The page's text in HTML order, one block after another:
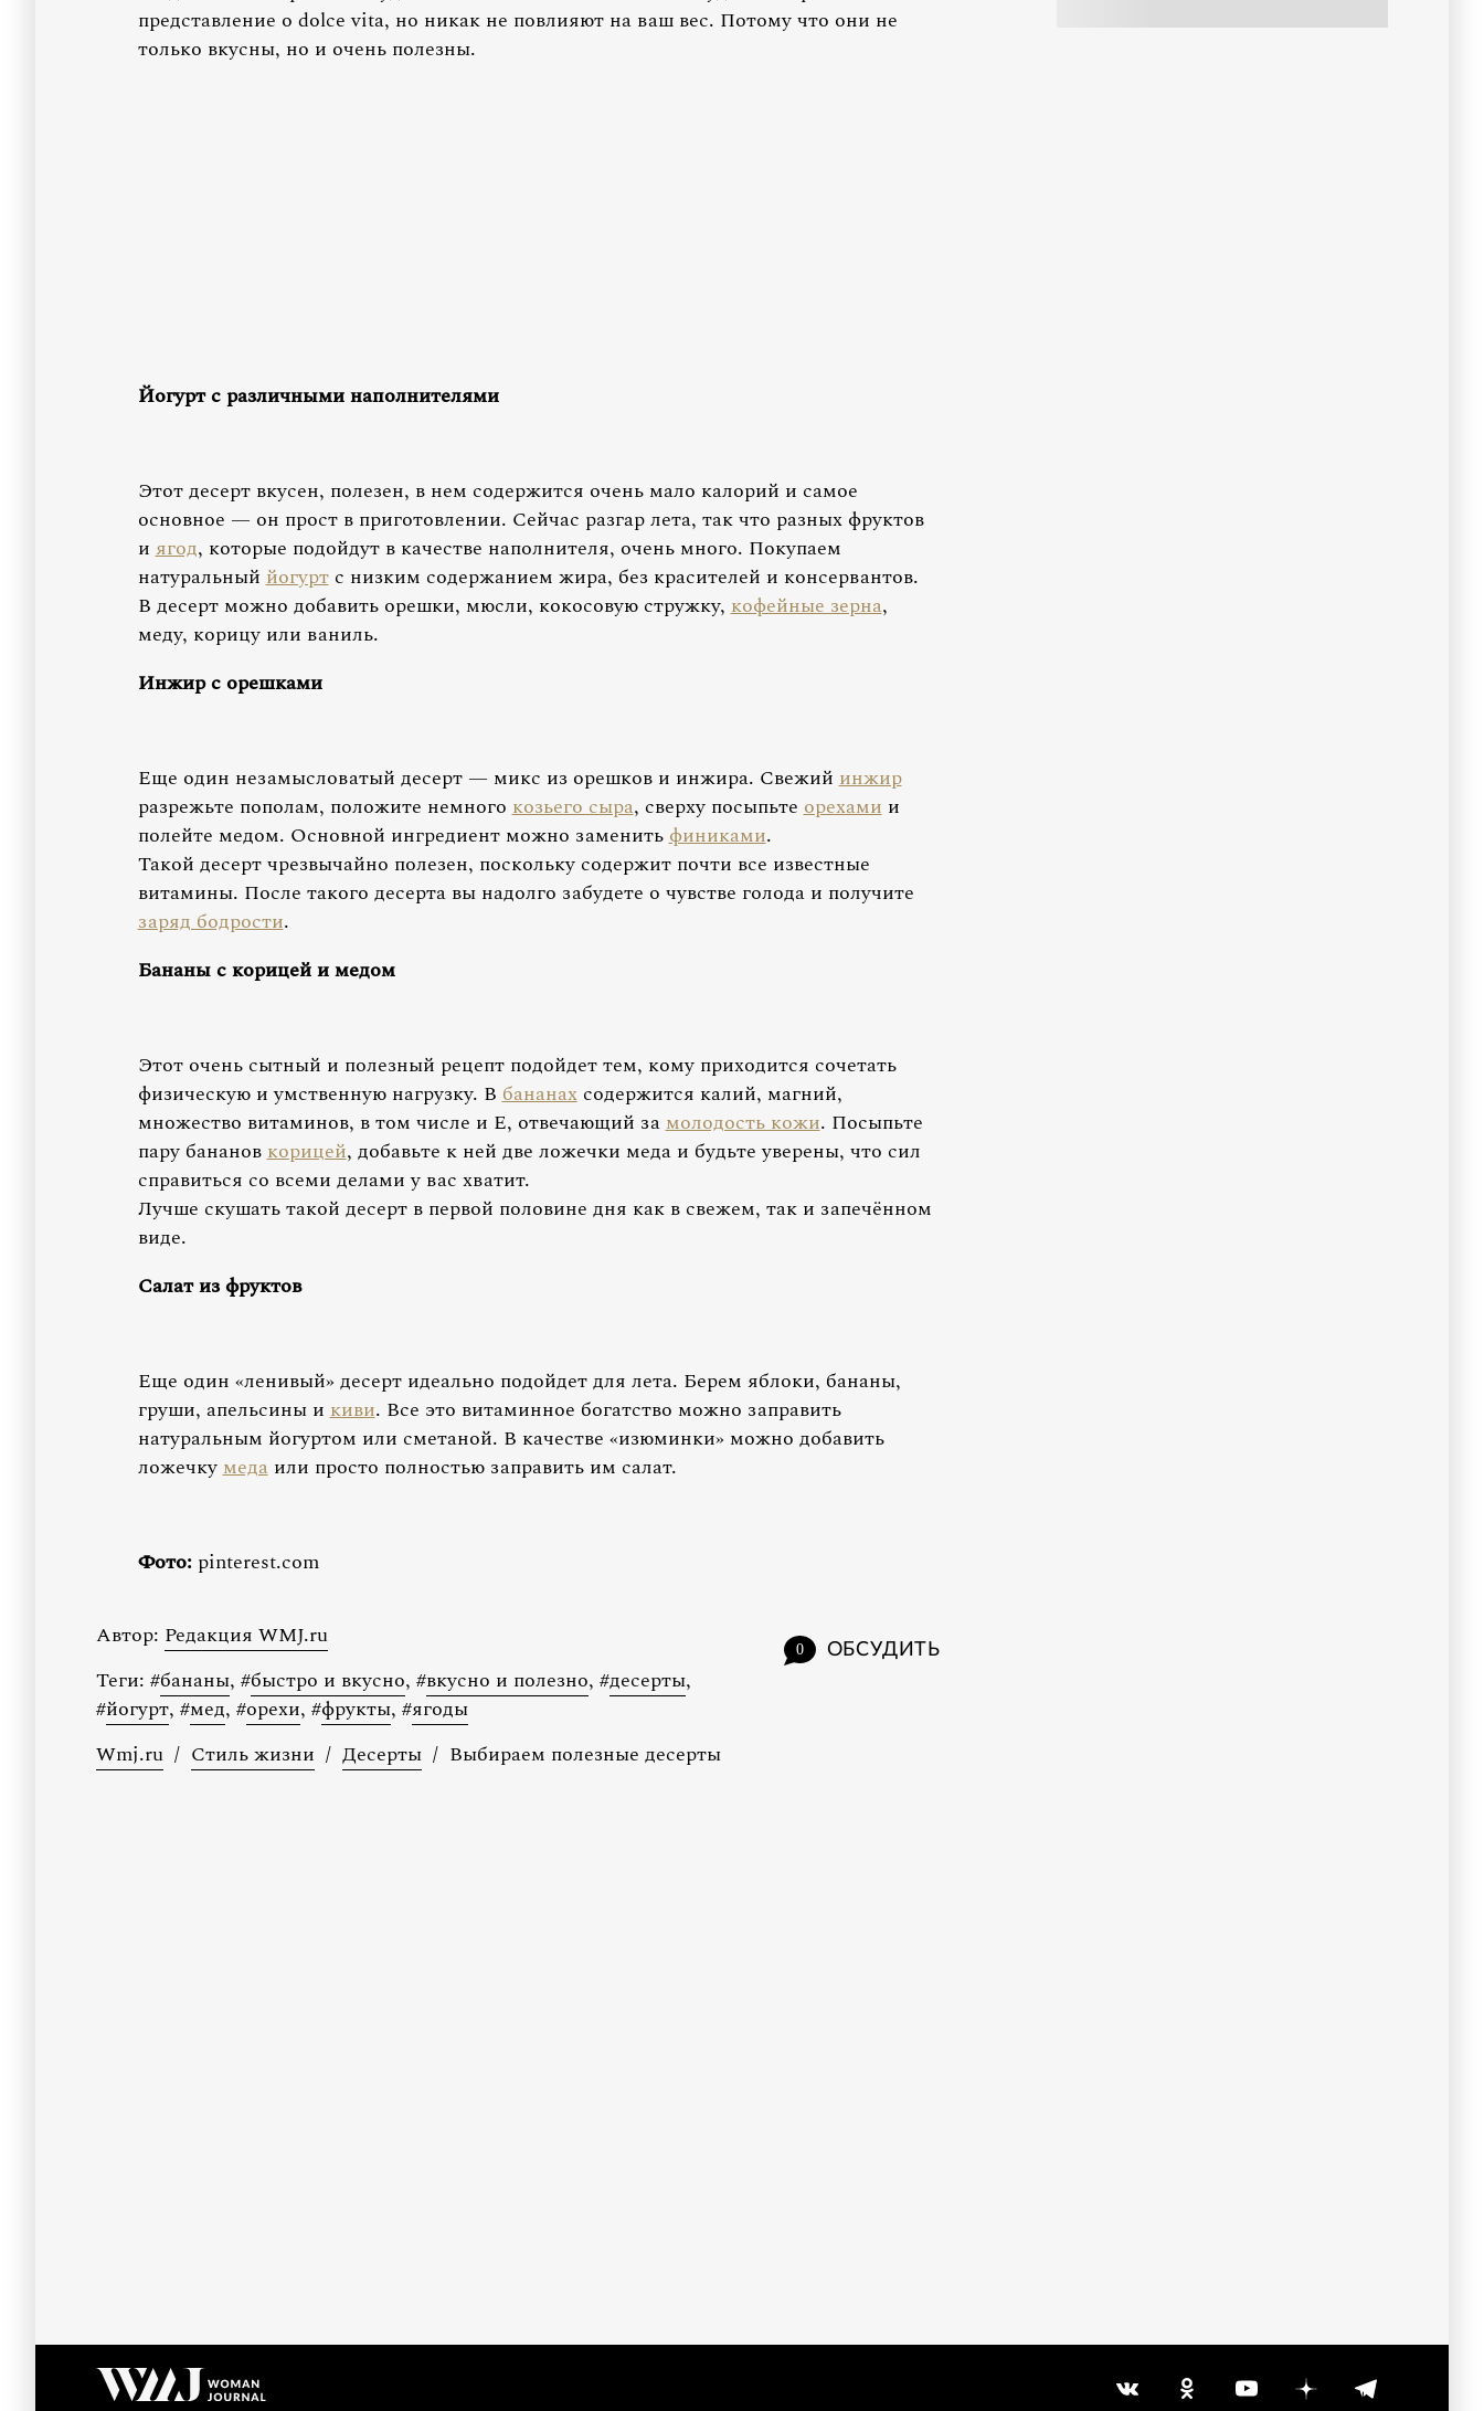
представление о dolce vita, но никак не повлияют на ваш вес. Потому что они не
только вкусны, но и очень полезны.
Йогурт с различными наполнителями
Этот десерт вкусен, полезен, в нем содержится очень мало калорий и самое
основное — он прост в приготовлении. Сейчас разгар лета, так что разных фруктов
иягод, которые подойдут в качестве наполнителя, очень много. Покупаем
натуральныййогуртс низким содержанием жира, без красителей и консервантов.
В десерт можно добавить орешки, мюсли, кокосовую стружку,кофейные зерна,
меду, корицу или ваниль.
Инжир с орешками
Еще один незамысловатый десерт — микс из орешков и инжира. Свежийинжир
разрежьте пополам, положите немногокозьего сыра, сверху посыпьтеорехамии
полейте медом. Основной ингредиент можно заменитьфиниками.
Такой десерт чрезвычайно полезен, поскольку содержит почти все известные
витамины. После такого десерта вы надолго забудете о чувстве голода и получите
заряд бодрости.
Бананы с корицей и медом
Этот очень сытный и полезный рецепт подойдет тем, кому приходится сочетать
физическую и умственную нагрузку. Вбананахсодержится калий, магний,
множество витаминов, в том числе и Е, отвечающий замолодость кожи. Посыпьте
пару банановкорицей, добавьте к ней две ложечки меда и будьте уверены, что сил
справиться со всеми делами у вас хватит.
Лучше скушать такой десерт в первой половине дня как в свежем, так и запечённом
виде.
Салат из фруктов
Еще один «ленивый» десерт идеально подойдет для лета. Берем яблоки, бананы,
груши, апельсины икиви. Все это витаминное богатство можно заправить
натуральным йогуртом или сметаной. В качестве «изюминки» можно добавить
ложечкумедаили просто полностью заправить им салат.
Фото:pinterest.com
0 ОБСУДИТЬ
Автор: Редакция WMJ.ru
Теги: #бананы, #быстро и вкусно, #вкусно и полезно, #десерты,
#йогурт, #мед, #орехи, #фрукты, #ягоды
Wmj.ru / Стиль жизни / Десерты / Выбираем полезные десерты